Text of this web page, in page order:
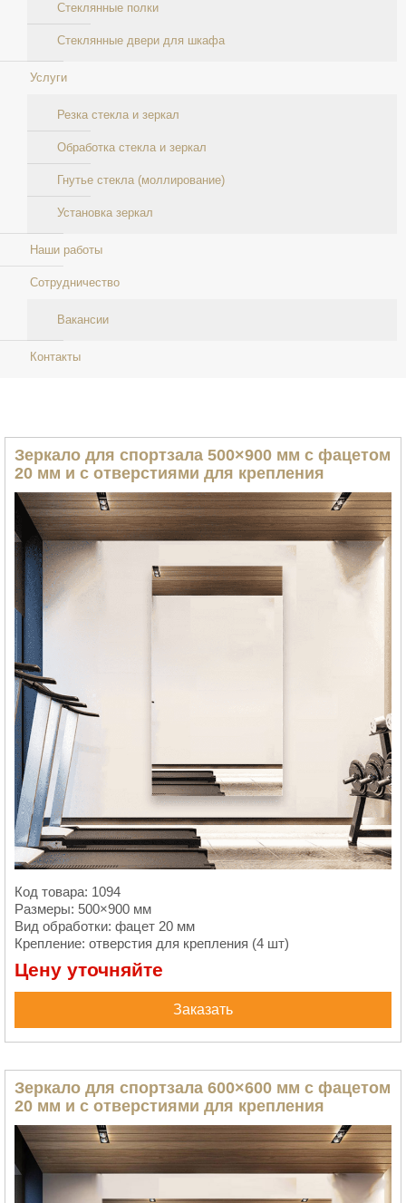
Стеклянные полки
Стеклянные двери для шкафа
Услуги
Резка стекла и зеркал
Обработка стекла и зеркал
Гнутье стекла (моллирование)
Установка зеркал
Наши работы
Сотрудничество
Вакансии
Контакты
Зеркало для спортзала 500×900 мм с фацетом
20 мм и с отверстиями для крепления
Код товара: 1094
Размеры: 500×900 мм
Вид обработки: фацет 20 мм
Крепление: отверстия для крепления (4 шт)
Цену уточняйте
Заказать
Зеркало для спортзала 600×600 мм с фацетом
20 мм и с отверстиями для крепления